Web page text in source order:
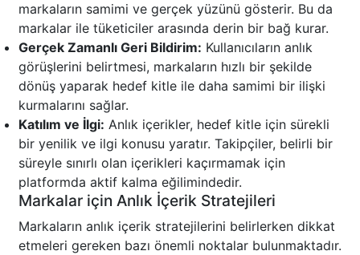
markaların samimi ve gerçek yüzünü gösterir. Bu da
markalar ile tüketiciler arasında derin bir bağ kurar.
Gerçek Zamanlı Geri Bildirim: Kullanıcıların anlık
görüşlerini belirtmesi, markaların hızlı bir şekilde
dönüş yaparak hedef kitle ile daha samimi bir ilişki
kurmalarını sağlar.
Katılım ve İlgi: Anlık içerikler, hedef kitle için sürekli
bir yenilik ve ilgi konusu yaratır. Takipçiler, belirli bir
süreyle sınırlı olan içerikleri kaçırmamak için
platformda aktif kalma eğilimindedir.
Markalar için Anlık İçerik Stratejileri
Markaların anlık içerik stratejilerini belirlerken dikkat
etmeleri gereken bazı önemli noktalar bulunmaktadır.